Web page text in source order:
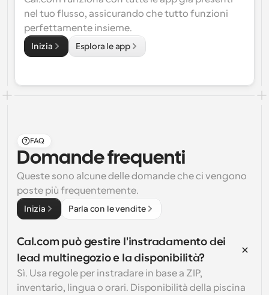
nel tuo flusso, assicurando che tutto funzioni
perfettamente insieme.
Inizia Esplora le app
FAQ
Domande frequenti
Queste sono alcune delle domande che ci vengono
poste più frequentemente.
Inizia Parla con le vendite
Cal.com può gestire l'instradamento dei
lead multinegozio e la disponibilità?
Sì. Usa regole per instradare in base a ZIP,
inventario, lingua o orari. Disponibilità della piscina